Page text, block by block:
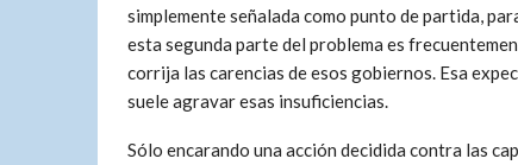
simplemente señalada como punto de partida,
esta segunda parte del problema es
corrija las carencias de esos gobiernos. Esa
suele agravar esas insuficiencias.
Sólo encarando una acción decidida contra las